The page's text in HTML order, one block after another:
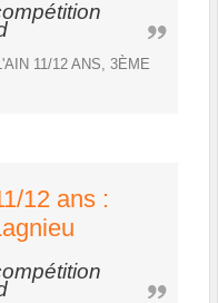
11/12 ANS, 3ÈME
12 ans :